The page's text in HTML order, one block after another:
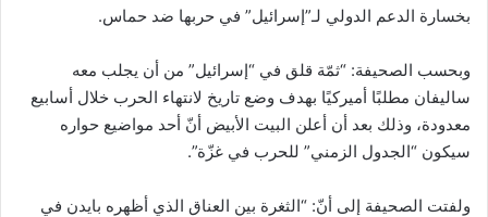
بخسارة الدعم الدولي لـ”إسرائيل” في حربها ضد حماس.
وبحسب الصحيفة: “ثمّة قلق في “إسرائيل” من أن يجلب معه
ساليفان مطلبًا أميركيًا بهدف وضع تاريخ لانتهاء الحرب خلال أسابيع
معدودة، وذلك بعد أن أعلن البيت الأبيض أنّ أحد مواضيع حواره
سيكون “الجدول الزمني” للحرب في غزّة”.
ولفتت الصحيفة إلى أنّ: “الثغرة بين العناق الذي أظهره بايدن في